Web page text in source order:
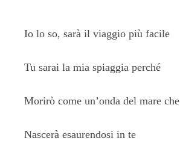
Io lo so, sarà il viaggio più facile
Tu sarai la mia spiaggia perché
Morirò come un’onda del mare che
Nascerà esaurendosi in te